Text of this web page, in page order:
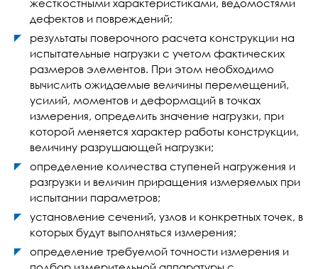
жесткостными характеристиками, ведомостями
дефектов и повреждений;
результаты поверочного расчета конструкции на
испытательные нагрузки с учетом фактических
размеров элементов. При этом необходимо
вычислить ожидаемые величины перемещений,
усилий, моментов и деформаций в точках
измерения, определить значение нагрузки, при
которой меняется характер работы конструкции,
величину разрушающей нагрузки;
определение количества ступеней нагружения и
разгрузки и величин приращения измеряемых при
испытании параметров;
установление сечений, узлов и конкретных точек, в
которых будут выполняться измерения;
определение требуемой точности измерения и